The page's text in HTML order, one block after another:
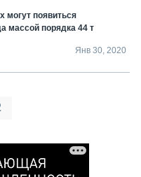
могут появиться
массой порядка 44 т
Янв 30, 2020